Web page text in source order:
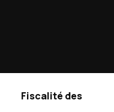
Fiscalité des